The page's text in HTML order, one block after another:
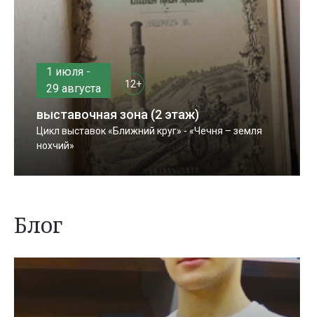
1 июля -
29 августа
12+
выставочная зона (2 этаж)
Цикл выставок «Ближний круг» - «Чечня – земля
нохчий»
Блог